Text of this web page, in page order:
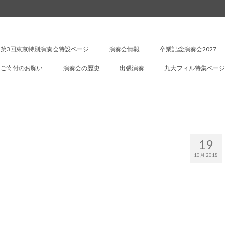
第3回東京特別演奏会特設ページ 演奏会情報 卒業記念演奏会2027
ご寄付のお願い 演奏会の歴史 出張演奏 九大フィル特集ページ
19
10月 2018